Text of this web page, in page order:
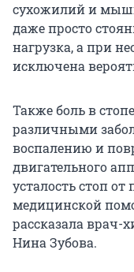
сухожилий и
даже просто
нагрузка, а при
исключена
Также боль в
различными
воспалению и
двигательного
усталость стоп
медицинской
рассказала врач-
Нина Зубова.